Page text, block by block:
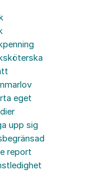
eget
upp sig
report